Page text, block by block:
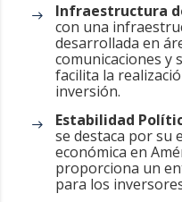
Infraestructura
con una
desarrollada en
comunicaciones y
facilita la
inversión.
Estabilidad
se destaca por su
económica en
proporciona un
para los